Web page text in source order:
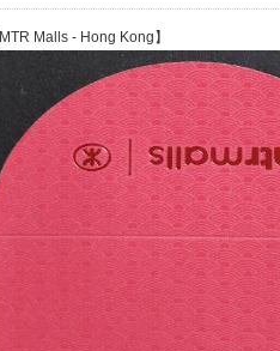
MTR Malls - Hong Kong】